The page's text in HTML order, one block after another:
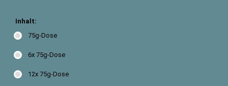
Inhalt:
75g-Dose
6x 75g-Dose
12x 75g-Dose